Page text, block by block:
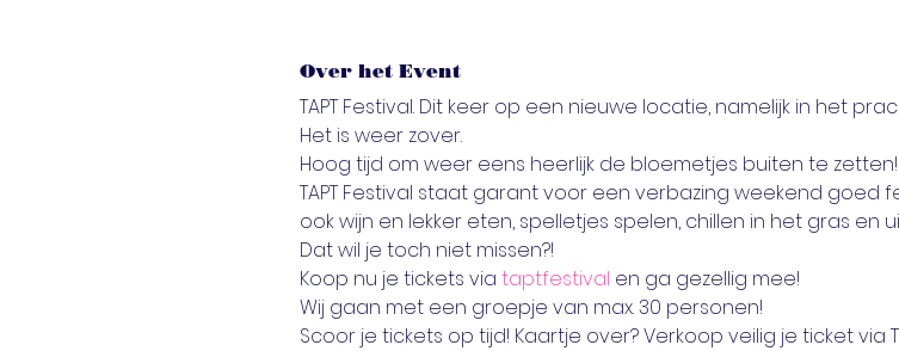
Over het Event
TAPT Festival. Dit keer op een nieuwe locatie, namelijk in het
Het is weer zover.
Hoog tijd om weer eens heerlijk de bloemetjes buiten te zetten!
TAPT Festival staat garant voor een verbazing weekend goed
ook wijn en lekker eten, spelletjes spelen, chillen in het gras en
Dat wil je toch niet missen?!
Koop nu je tickets via taptfestival en ga gezellig mee!
Wij gaan met een groepje van max. 30 personen!
Scoor je tickets op tijd! Kaartje over? Verkoop veilig je ticket via